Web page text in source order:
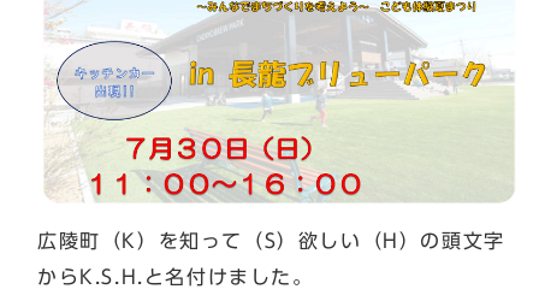
広陵町（K）を知って（S）欲しい（H）の頭文字
からK.S.H.と名付けました。